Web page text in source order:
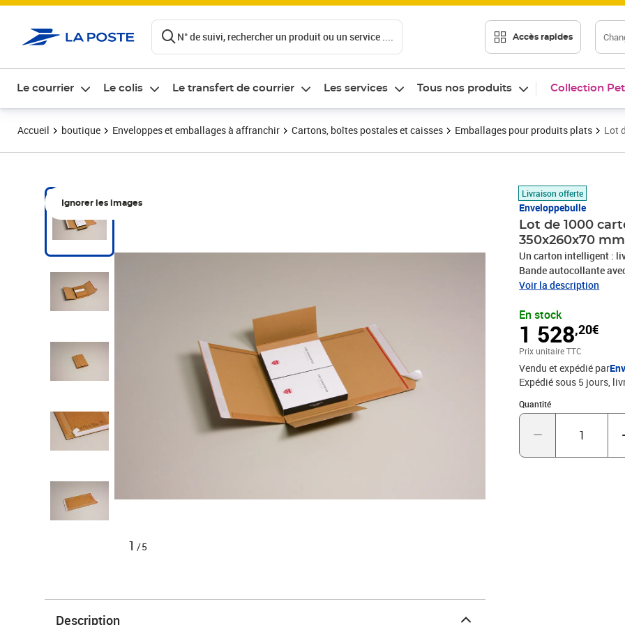
N° de suivi, rechercher un produit ou un service .... Accès rapides
Le courrier Le colis Le transfert de courrier Les services Tous nos produits Collection
Accueil boutique Enveloppes et emballages à affranchir Cartons, boîtes postales et caisses Emballages pour produits plats Lot
Ignorer les images
1 /5
Livraison offerte
Enveloppebulle
Lot de 1000
350x260x70 mm
Un carton intelligent :
Bande autocollante
Ouverture facile grâce
Renforts latéraux
recyclable.- carton
2 épaisseurs de
meilleur rapport qualité
Voir la description
En stock
1 528,20€
Prix 1 528,20€
Prix unitaire TTC
Vendu et expédié par
Expédié sous 5 jours
Quantité
Quantité : 1
Description